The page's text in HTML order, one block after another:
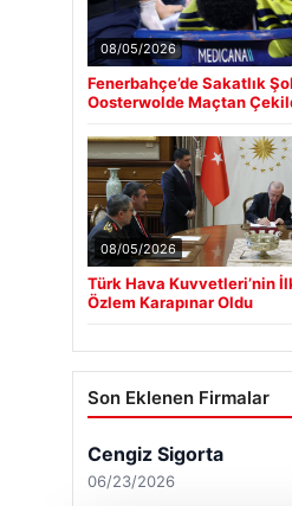
08/05/2026
Fenerbahçe’de Sakatlık
Oosterwolde Maçtan
08/05/2026
Türk Hava Kuvvetleri’nin
Özlem Karapınar Oldu
Son Eklenen Firmalar